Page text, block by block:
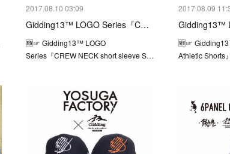
2017.08.10 03:09
Gidding13™ LOGO Series『C…
🆕☞ Gidding13™ LOGO
Series『CREW NECK short sleeve S…
2017.08.09
Gidding13™
🆕☞
Athletic Shorts